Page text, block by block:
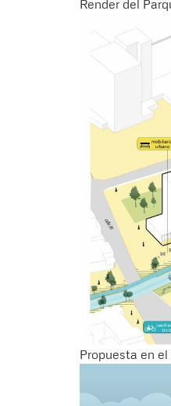
Render del
Propuesta en